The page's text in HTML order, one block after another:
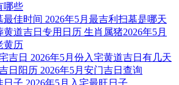
哪些
最佳时间 2026年5月最吉利扫墓是哪天
黄道吉日专用日历 生肖属猪2026年5月
黄历
吉日 2026年5月份入宅黄道吉日有几天
日阳历 2026年5月安门吉日查询
日子 2026年5月入宅最旺日子